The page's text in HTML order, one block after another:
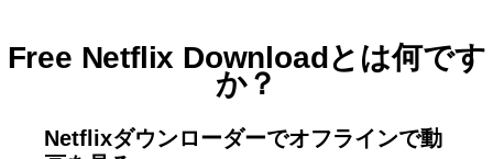
Free Netflix Downloadとは何です
か？
Netflixダウンローダーでオフラインで動